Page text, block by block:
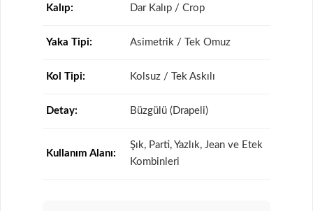
Kalıp: Dar Kalıp / Crop
Yaka Tipi: Asimetrik / Tek Omuz
Kol Tipi: Kolsuz / Tek Askılı
Detay: Büzgülü (Drapeli)
Kullanım Alanı:
Şık, Parti, Yazlık, Jean ve Etek
Kombinleri